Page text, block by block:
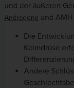
und der äußeren
Androgene und AMH
Die
Keimdrüse
Andere